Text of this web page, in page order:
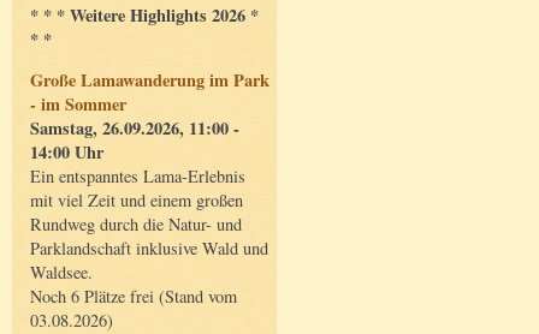
* * * Weitere Highlights 2026 *
* *
Große Lamawanderung im Park
- im Sommer
Samstag, 26.09.2026, 11:00 -
14:00 Uhr
Ein entspanntes Lama-Erlebnis
mit viel Zeit und einem großen
Rundweg durch die Natur- und
Parklandschaft inklusive Wald und
Waldsee.
Noch 6 Plätze frei (Stand vom
03.08.2026)